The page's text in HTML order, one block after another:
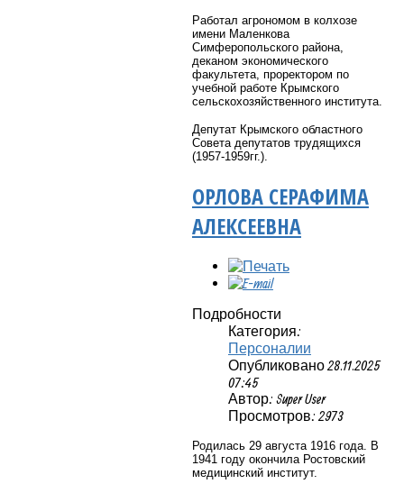
Работал агрономом в колхозе
имени Маленкова
Симферопольского района,
деканом экономического
факультета, проректором по
учебной работе Крымского
сельскохозяйственного института.
Депутат Крымского областного
Совета депутатов трудящихся
(1957-1959гг.).
ОРЛОВА СЕРАФИМА
АЛЕКСЕЕВНА
Подробности
Категория:
Персоналии
Опубликовано 28.11.2025
07:45
Автор: Super User
Просмотров: 2973
Родилась 29 августа 1916 года. В
1941 году окончила Ростовский
медицинский институт.